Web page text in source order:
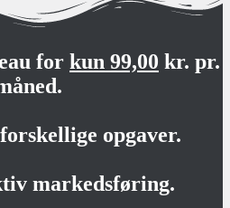
for kun 99,00 kr. pr.
opgaver.
markedsføring.